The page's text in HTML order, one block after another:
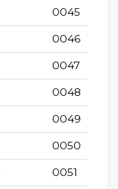
0045
0046
0047
0048
0049
0050
0051